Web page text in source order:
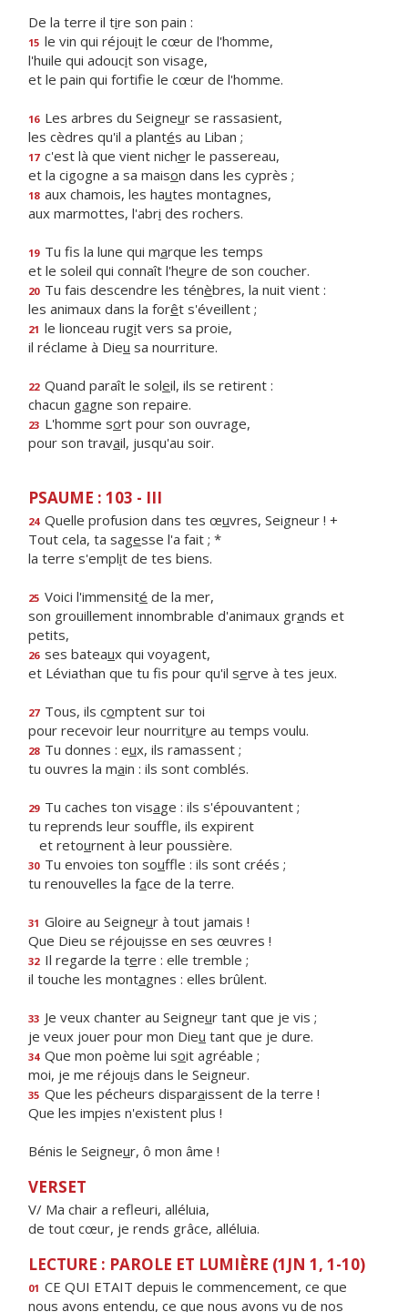
De la terre il tire son pain :
15 le vin qui réjouit le cœur de l'homme,
l'huile qui adoucit son visage,
et le pain qui fortife le cœur de l'homme.
16 Les arbres du Seigneur se rassasient,
les cèdres qu'il a plantés au Liban ;
17 c'est là que vient nicher le passereau,
et la cigogne a sa maison dans les cyprès ;
18 aux chamois, les hautes montagnes,
aux marmottes, l'abri des rochers.
19 Tu fis la lune qui marque les temps
et le soleil qui connaît l'heure de son coucher.
20 Tu fais descendre les ténèbres, la nuit vient :
les animaux dans la forêt s'éveillent ;
21 le lionceau rugit vers sa proie,
il réclame à Dieu sa nourriture.
22 Quand paraît le soleil, ils se retirent :
chacun gagne son repaire.
23 L'homme sort pour son ouvrage,
pour son travail, jusqu'au soir.
PSAUME : 103 - III
24 Quelle profusion dans tes œuvres, Seigneur ! +
Tout cela, ta sagesse l'a fait ; *
la terre s'emplit de tes biens.
25 Voici l'immensité de la mer,
son grouillement innombrable d'animaux grands et
petits,
26 ses bateaux qui voyagent,
et Léviathan que tu fis pour qu'il serve à tes jeux.
27 Tous, ils comptent sur toi
pour recevoir leur nourriture au temps voulu.
28 Tu donnes : eux, ils ramassent ;
tu ouvres la main : ils sont comblés.
29 Tu caches ton visage : ils s'épouvantent ;
tu reprends leur souffle, ils expirent
et retournent à leur poussière.
30 Tu envoies ton souffle : ils sont créés ;
tu renouvelles la face de la terre.
31 Gloire au Seigneur à tout jamais !
Que Dieu se réjouisse en ses œuvres !
32 Il regarde la terre : elle tremble ;
il touche les montagnes : elles brûlent.
33 Je veux chanter au Seigneur tant que je vis ;
je veux jouer pour mon Dieu tant que je dure.
34 Que mon poème lui soit agréable ;
moi, je me réjouis dans le Seigneur.
35 Que les pécheurs disparaissent de la terre !
Que les impies n'existent plus !
Bénis le Seigneur, ô mon âme !
VERSET
V/ Ma chair a refleuri, alléluia,
de tout cœur, je rends grâce, alléluia.
LECTURE : PAROLE ET LUMIÈRE (1JN 1, 1-10)
01 CE QUI ETAIT depuis le commencement, ce que
nous avons entendu, ce que nous avons vu de nos